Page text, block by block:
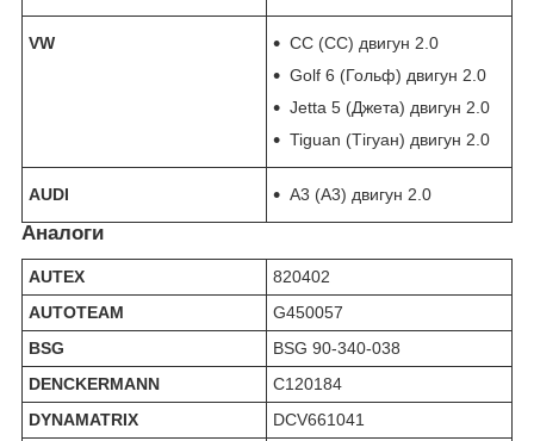
VW
CC (СС) двигун 2.0
Golf 6 (Гольф) двигун 2.0
Jetta 5 (Джета) двигун 2.0
Tiguan (Тігуан) двигун 2.0
AUDI A3 (А3) двигун 2.0
Аналоги
AUTEX
820402
AUTOTEAM
G450057
BSG
BSG 90-340-038
DENCKERMANN
C120184
DYNAMATRIX
DCV661041